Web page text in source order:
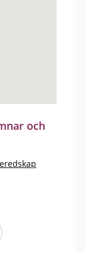
och